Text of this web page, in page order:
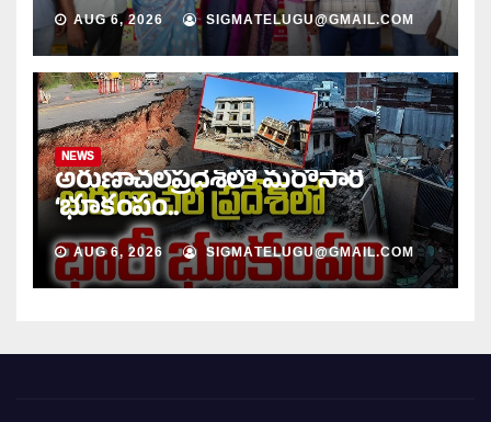
AUG 6, 2026 SIGMATELUGU@GMAIL.COM
NEWS
అరుణాచల్‌ప్రదేశ్‌లో మరోసారి
‘భూకంపం..
AUG 6, 2026 SIGMATELUGU@GMAIL.COM